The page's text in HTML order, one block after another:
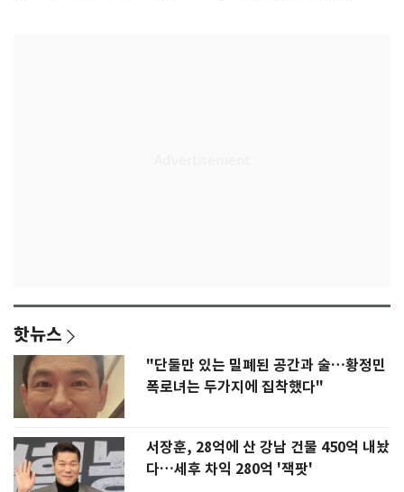
핫뉴스
"단둘만 있는 밀폐된 공간과 술…황정민
폭로녀는 두가지에 집착했다"
서장훈, 28억에 산 강남 건물 450억 내놨
다…세후 차익 280억 '잭팟'